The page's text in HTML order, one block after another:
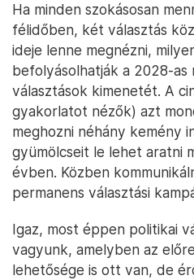
Ha minden szokásosan
félidőben, két választás
ideje lenne megnézni,
befolyásolhatják a 2028-as
választások kimenetét. A
gyakorlatot nézők) azt
meghozni néhány kemény
gyümölcseit le lehet aratni
évben. Közben
permanens választási
Igaz, most éppen politikai
vagyunk, amelyben az
lehetősége is ott van, de